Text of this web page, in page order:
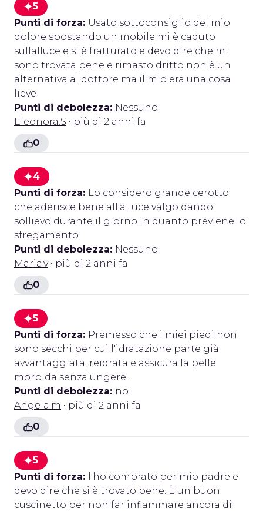
5
Punti di forza: Usato sottoconsiglio del mio
dolore spostando un mobile mi è caduto
sullalluce e si è fratturato e devo dire che mi
sono trovata bene e rimasto dritto non è un
alternativa al dottore ma il mio era una cosa
lieve
Punti di debolezza: Nessuno
Eleonora.S • più di 2 anni fa
0
4
Punti di forza: Lo considero grande cerotto
che aderisce bene all'alluce valgo dando
sollievo durante il giorno in quanto previene lo
sfregamento
Punti di debolezza: Nessuno
Maria.v• più di 2 anni fa
0
5
Punti di forza: Premesso che i miei piedi non
sono secchi per cui l'idratazione parte già
avvantaggiata, reidrata e assicura la pelle
morbida senza ungere.
Punti di debolezza: no
Angela.m • più di 2 anni fa
0
5
Punti di forza: l'ho comprato per mio padre e
devo dire che si è trovato bene. È un buon
cuscinetto per non far infiammare ancora di